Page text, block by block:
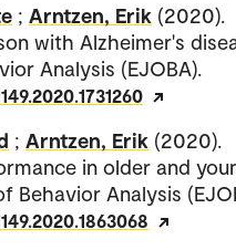
; Arntzen, Erik (2020).
with Alzheimer's
Analysis (EJOBA).
; Arntzen, Erik (2020).
in older and
Behavior Analysis